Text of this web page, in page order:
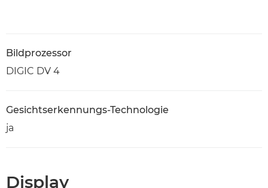
Bildprozessor
DIGIC DV 4
Gesichtserkennungs-Technologie
ja
Display